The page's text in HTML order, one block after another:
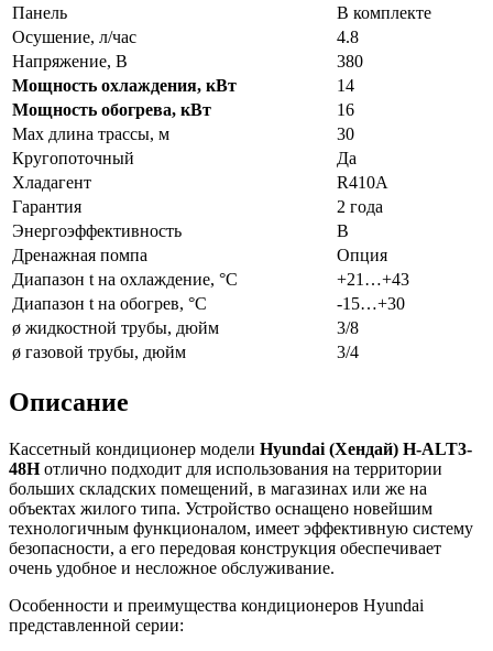
Панель
В комплекте
Осушение, л/час
4.8
Напряжение, В
380
Мощность охлаждения, кВт
14
Мощность обогрева, кВт
16
Max длина трассы, м
30
Кругопоточный
Да
Хладагент
R410A
Гарантия
2 года
Энергоэффективность
B
Дренажная помпа
Опция
Диапазон t на охлаждение, °С
+21…+43
Диапазон t на обогрев, °С
-15…+30
ø жидкостной трубы, дюйм
3/8
ø газовой трубы, дюйм
3/4
Описание
Кассетный кондиционер модели Hyundai (Хендай) H-ALT3-
48Hотлично подходит для использования на территории
больших складских помещений, в магазинах или же на
объектах жилого типа. Устройство оснащено новейшим
технологичным функционалом, имеет эффективную систему
безопасности, а его передовая конструкция обеспечивает
очень удобное и несложное обслуживание.
Особенности и преимущества кондиционеров Hyundai
представленной серии: